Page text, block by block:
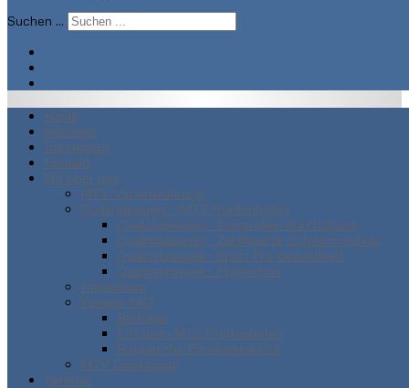
Suchen ...
Home
Aktuelles
Impressum
Kontakt
Wir über uns
MTV-Vereinsführung
Qualitätssiegel - MTV Pfaffenhofen
Qualitätssiegel - Integration durch Sport
Qualitätssiegel - Zertifizierte Schwimmschule
Qualitätssiegel - Sport Pro Gesundheit
Qualitätssiegel - Prävention
Impressum
Vereins FAQ
Beiträge
FSJ beim MTV Pfaffenhofen
Bayerische Ehrenamtskarte
MTV Downloads
Termine